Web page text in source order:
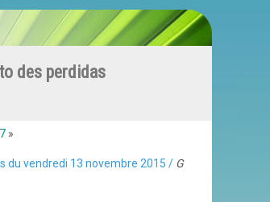
des perdidas
»
du vendredi 13 novembre 2015 / G